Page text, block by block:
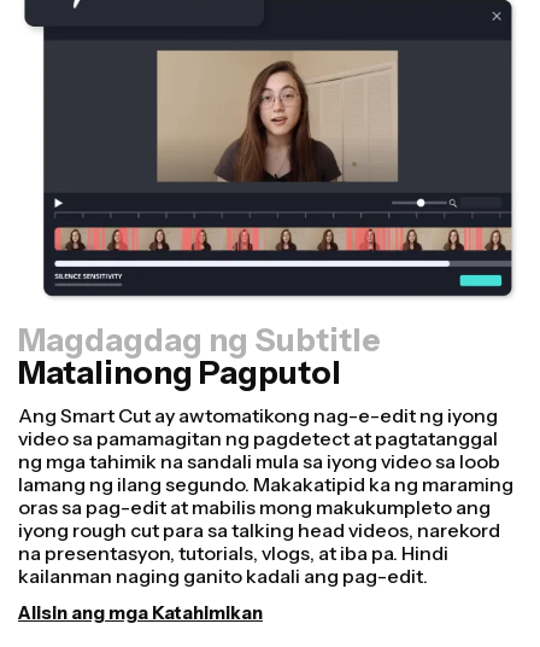
Magdagdag ng Subtitle
Matalinong Pagputol
Resizer
Gumawa ng mga video nang mas mabilis at mas
propesyonal gamit ang aming Resize Canvas feature!
Sa ilang mga click lamang, maaari kang kumuha ng
isang video at i-adjust ito para maging tamang laki para
sa iba't ibang platform, maging ito para sa TikTok,
Youtube, Instagram, Twitter, Linkedin, o kahit saan pa
man.
I-resize ang Video